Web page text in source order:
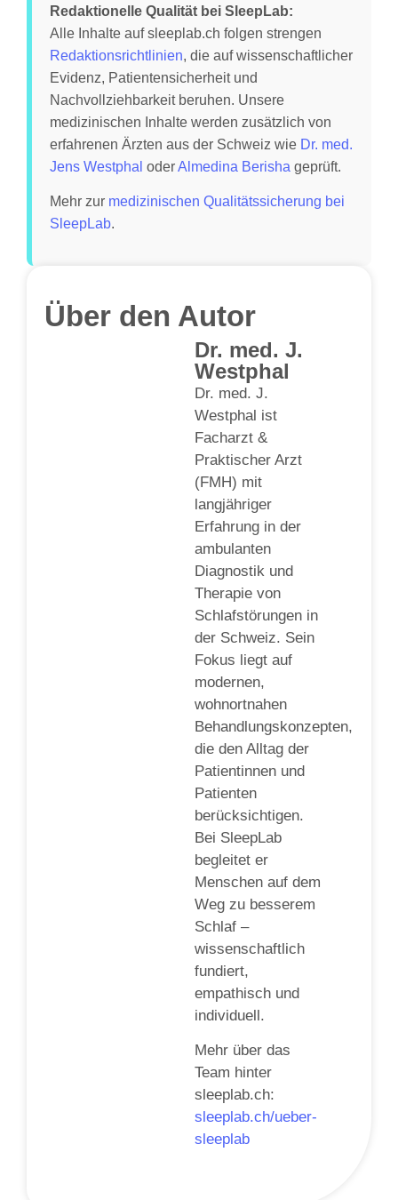
Redaktionelle Qualität bei SleepLab:
Alle Inhalte auf sleeplab.ch folgen strengen
Redaktionsrichtlinien, die auf wissenschaftlicher
Evidenz, Patientensicherheit und
Nachvollziehbarkeit beruhen. Unsere
medizinischen Inhalte werden zusätzlich von
erfahrenen Ärzten aus der Schweiz wie Dr. med.
Jens Westphal oderAlmedina Berisha geprüft.
Mehr zur medizinischen Qualitätssicherung bei
SleepLab.
Über den Autor
Dr. med. J.
Westphal
Dr. med. J.
Westphal ist
Facharzt &
Praktischer Arzt
(FMH) mit
langjähriger
Erfahrung in der
ambulanten
Diagnostik und
Therapie von
Schlafstörungen in
der Schweiz. Sein
Fokus liegt auf
modernen,
wohnortnahen
Behandlungskonzepten,
die den Alltag der
Patientinnen und
Patienten
berücksichtigen.
Bei SleepLab
begleitet er
Menschen auf dem
Weg zu besserem
Schlaf –
wissenschaftlich
fundiert,
empathisch und
individuell.
Mehr über das
Team hinter
sleeplab.ch:
sleeplab.ch/ueber-
sleeplab